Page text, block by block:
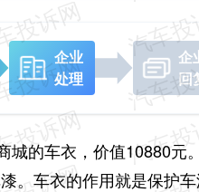
企业
处理
企
回
城的车衣，价值10880元
。车衣的作用就是保护